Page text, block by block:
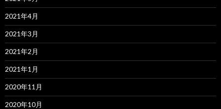
2021年4月
2021年3月
2021年2月
2021年1月
2020年11月
2020年10月